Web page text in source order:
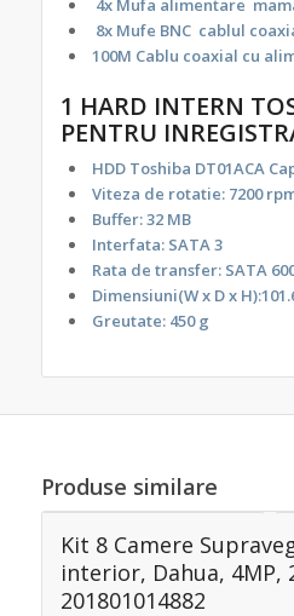
4x Mufa alimentare
8x Mufe BNC cablul
100M Cablu coaxial cu
1 HARD INTERN
PENTRU
HDD Toshiba DT01ACA
Viteza de rotatie: 7200
Buffer: 32 MB
Interfata: SATA 3
Rata de transfer: SATA
Dimensiuni(W x D x
Greutate: 450 g
Produse similare
Kit 8 Camere
interior, Dahua, 4MP,
201801014882